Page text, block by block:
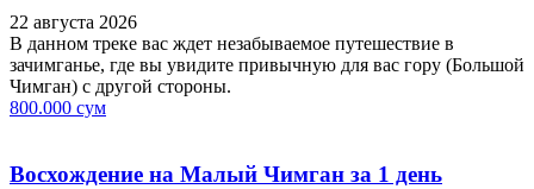
22 августа 2026
В данном треке вас ждет незабываемое путешествие в
зачимганье, где вы увидите привычную для вас гору (Большой
Чимган) с другой стороны.
800.000 сум
Восхождение на Малый Чимган за 1 день